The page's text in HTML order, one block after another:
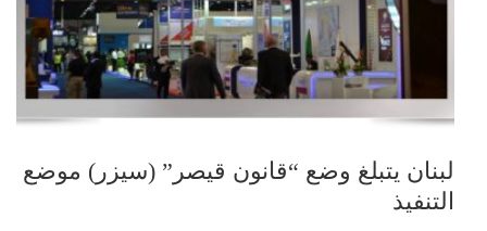
لبنان يتبلغ وضع “قانون قيصر” (سيزر) موضع
التنفيذ